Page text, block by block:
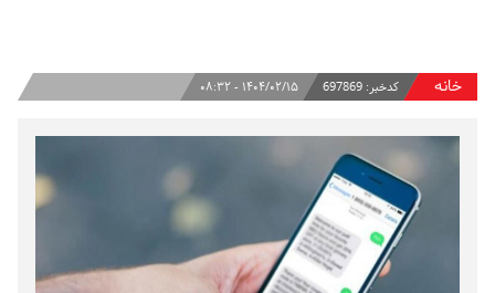
خانه کدخبر: 697869 ۱۴۰۴/۰۲/۱۵ - ۰۸:۳۲